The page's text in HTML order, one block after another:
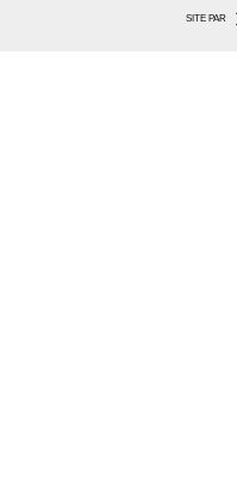
SITE PAR